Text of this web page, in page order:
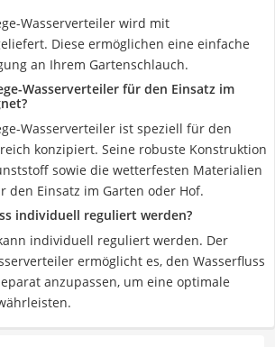
Wasserverteiler wird mit
Diese ermöglichen eine einfache
an Ihrem Gartenschlauch.
Wasserverteiler für den Einsatz im
Wasserverteiler ist speziell für den
konzipiert. Seine robuste Konstruktion
sowie die wetterfesten Materialien
den Einsatz im Garten oder Hof.
individuell reguliert werden?
individuell reguliert werden. Der
ermöglicht es, den Wasserfluss
anzupassen, um eine optimale